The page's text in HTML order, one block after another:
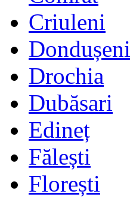
Criuleni
Dondușeni
Drochia
Dubăsari
Edineț
Fălești
Florești